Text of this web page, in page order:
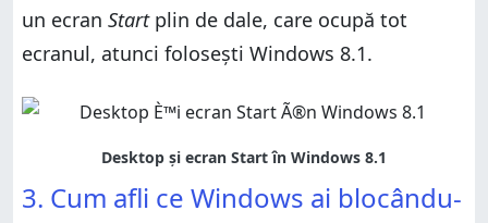
un ecran Startplin de dale, care ocupă tot
ecranul, atunci folosești Windows 8.1.
3. Cum afli ce Windows ai blocându-